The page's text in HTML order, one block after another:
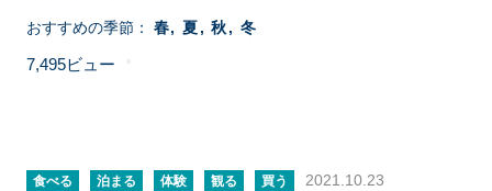
おすすめの季節： 春 夏 秋 冬
7,495
食べる 泊まる 体験 観る 買う 2021.10.23